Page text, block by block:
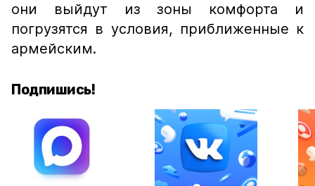
они выйдут из зоны комфорта и
погрузятся в условия, приближенные к
армейским.
Подпишись!